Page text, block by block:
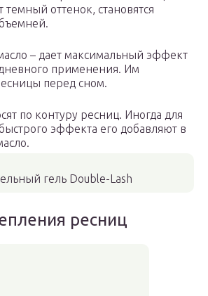
темный оттенок, становятся
– дает максимальный эффект
применения. Им
перед сном.
по контуру ресниц. Иногда для
эффекта его добавляют в
гель Double-Lash
ресниц